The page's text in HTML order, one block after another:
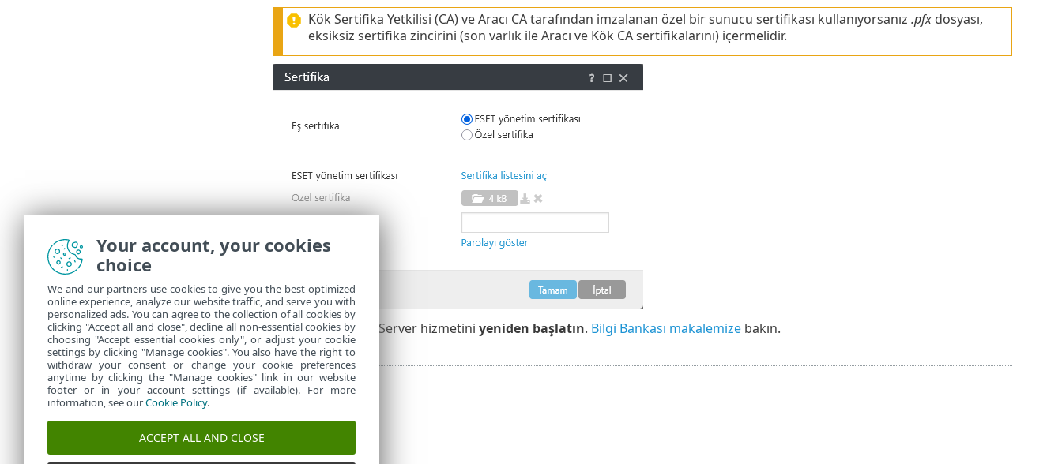
Kök Sertifika Yetkilisi (CA) ve Aracı CA tarafından imzalanan özel bir sunucu sertifikası kullanıyorsanız .pfxdosyası,
eksiksiz sertifika zincirini (son varlık ile Aracı ve Kök CA sertifikalarını) içermelidir.
3. ESET PROTECT Server hizmetini yeniden başlatın. Bilgi Bankası makalemizebakın.
Your account, your cookies
choice
We and our partners use cookies to give you the best optimized
online experience, analyze our website traffic, and serve you with
personalized ads. You can agree to the collection of all cookies by
clicking "Accept all and close", decline all non-essential cookies by
choosing "Accept essential cookies only", or adjust your cookie
settings by clicking "Manage cookies". You also have the right to
withdraw your consent or change your cookie preferences
anytime by clicking the "Manage cookies" link in our website
footer or in your account settings (if available). For more
information, see ourCookie Policy.
ACCEPT ALL AND CLOSE